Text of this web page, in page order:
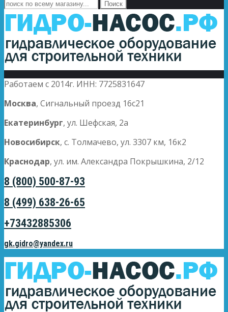
Работаем с 2014г. ИНН: 7725831647
Москва, Сигнальный проезд 16с21
Екатеринбург, ул. Шефская, 2а
Новосибирск, с. Толмачево, ул. 3307 км, 16к2
Краснодар, ул. им. Александра Покрышкина, 2/12
8 (800) 500-87-93
8 (499) 638-26-65
+73432885306
gk.gidro@yandex.ru